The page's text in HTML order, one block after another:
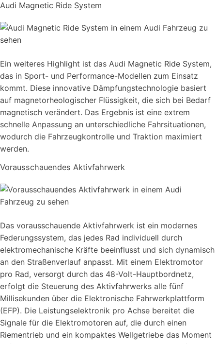
Audi Magnetic Ride System
Ein weiteres Highlight ist das Audi Magnetic Ride System,
das in Sport- und Performance-Modellen zum Einsatz
kommt. Diese innovative Dämpfungstechnologie basiert
auf magnetorheologischer Flüssigkeit, die sich bei Bedarf
magnetisch verändert. Das Ergebnis ist eine extrem
schnelle Anpassung an unterschiedliche Fahrsituationen,
wodurch die Fahrzeugkontrolle und Traktion maximiert
werden.
Vorausschauendes Aktivfahrwerk
Das vorausschauende Aktivfahrwerk ist ein modernes
Federungssystem, das jedes Rad individuell durch
elektromechanische Kräfte beeinflusst und sich dynamisch
an den Straßenverlauf anpasst. Mit einem Elektromotor
pro Rad, versorgt durch das 48-Volt-Hauptbordnetz,
erfolgt die Steuerung des Aktivfahrwerks alle fünf
Millisekunden über die Elektronische Fahrwerkplattform
(EFP). Die Leistungselektronik pro Achse bereitet die
Signale für die Elektromotoren auf, die durch einen
Riementrieb und ein kompaktes Wellgetriebe das Moment